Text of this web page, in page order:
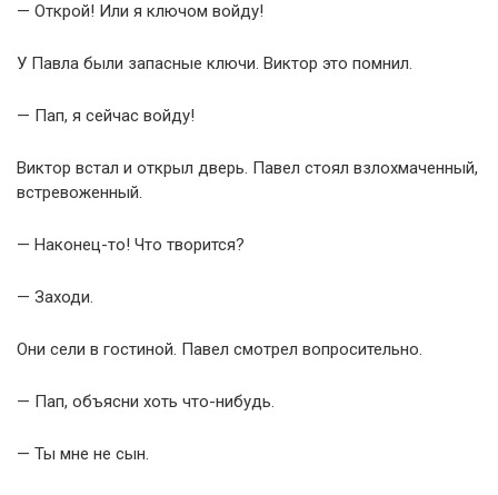
— Открой! Или я ключом войду!
У Павла были запасные ключи. Виктор это помнил.
— Пап, я сейчас войду!
Виктор встал и открыл дверь. Павел стоял взлохмаченный,
встревоженный.
— Наконец-то! Что творится?
— Заходи.
Они сели в гостиной. Павел смотрел вопросительно.
— Пап, объясни хоть что-нибудь.
— Ты мне не сын.